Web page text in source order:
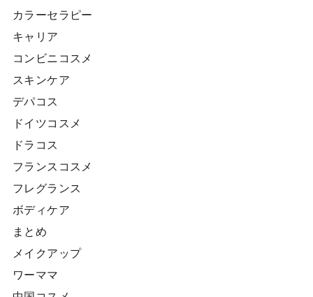
カラーセラピー
キャリア
コンビニコスメ
スキンケア
デパコス
ドイツコスメ
ドラコス
フランスコスメ
フレグランス
ボディケア
まとめ
メイクアップ
ワーママ